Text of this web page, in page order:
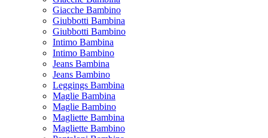
Giacche Bambino
Giubbotti Bambina
Giubbotti Bambino
Intimo Bambina
Intimo Bambino
Jeans Bambina
Jeans Bambino
Leggings Bambina
Maglie Bambina
Maglie Bambino
Magliette Bambina
Magliette Bambino